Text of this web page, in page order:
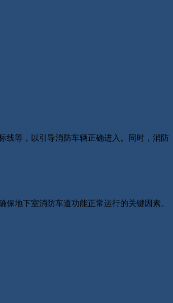
线等，以引导消防车辆正确进入。同时，消防
地下室消防车道功能正常运行的关键因素。